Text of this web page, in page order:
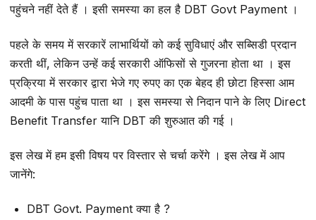
पहुंचने नहीं देते हैं । इसी समस्या का हल है DBT Govt Payment ।
पहले के समय में सरकारें लाभार्थियों को कई सुविधाएं और सब्सिडी प्रदान
करती थीं, लेकिन उन्हें कई सरकारी ऑफिसों से गुजरना होता था । इस
प्रक्रिया में सरकार द्वारा भेजे गए रुपए का एक बेहद ही छोटा हिस्सा आम
आदमी के पास पहुंच पाता था । इस समस्या से निदान पाने के लिए Direct
Benefit Transfer यानि DBT की शुरुआत की गई ।
इस लेख में हम इसी विषय पर विस्तार से चर्चा करेंगे । इस लेख में आप
जानेंगे:
DBT Govt. Payment क्या है ?